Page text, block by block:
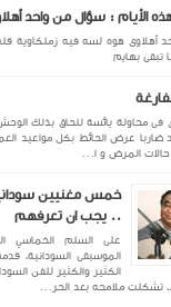
الأيام : سؤال من واحد
أهلاوى هوه لسه فيه زملكاوية
تبقى بهايم
فى محاولة يائسة للحاق بذلك الوحش
ضاربا عرض الحائط بكل مواعيد
حالات المرض و ا...
خمس مغنيين
.. يجب ان تعرفهم
على السلم الخماسي
الموسيقى السودانية،
الكثير والكثير للفن
تشكلت ملامحه بعد الحر...